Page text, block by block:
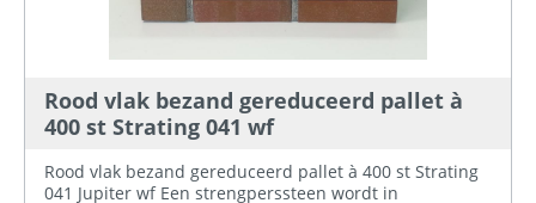
Rood vlak bezand gereduceerd pallet à
400 st Strating 041 wf
Rood vlak bezand gereduceerd pallet à 400 st Strating
041 Jupiter wf Een strengperssteen wordt in